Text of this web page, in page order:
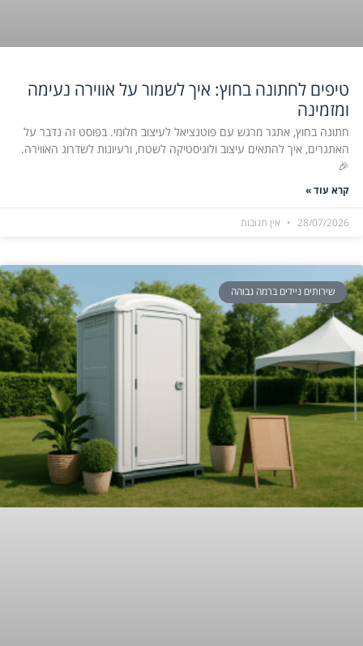
טיפים לחתונה בחוץ: איך לשמור על אווירה נעימה
ומזמינה
חתונה בחוץ, אתגר מרגש עם פוטנציאל לעיצוב חלומי. בפוסט זה נדבר על
האתגרים, איך להתאים עיצוב ולוגיסטיקה לשטח, ורעיונות לשדרוג האווירה.
🎉
קרא עוד »
28/07/2026 אין תגובות
שירותים ניידים ברמה גבוהה